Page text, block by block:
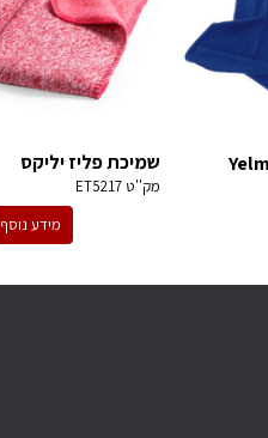
שמיכת פליז יליקס
מק''טET5217
מידע נוסף